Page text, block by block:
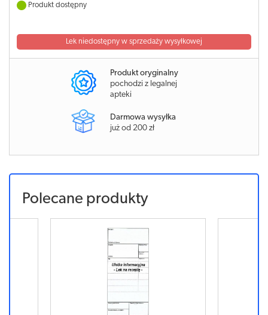
Produkt dostępny
Lek niedostępny w sprzedaży wysyłkowej
Produkt oryginalny
pochodzi z legalnej
apteki
Darmowa wysyłka
już od 200 zł
Polecane produkty